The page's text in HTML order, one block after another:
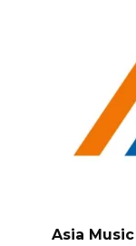
Asia